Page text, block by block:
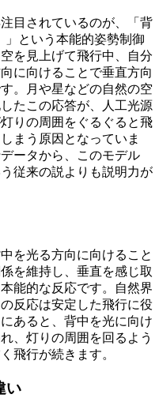
目されているのが、「背
」という本能的姿勢制御
を見上げて飛行中、自分
に向けることで垂直方向
。月や星などの自然の空
たこの応答が、人工光源
りの周囲をぐるぐると飛
まう原因となっていま
ータから、このモデル
従来の説よりも説明力が
を光る方向に向けること
を維持し、垂直を感じ取
能的な反応です。自然界
反応は安定した飛行に役
あると、背中を光に向け
、灯りの周囲を回るよう
飛行が続きます。
い